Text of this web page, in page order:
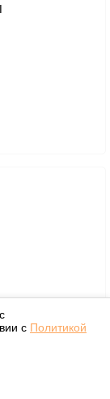
с Политикой